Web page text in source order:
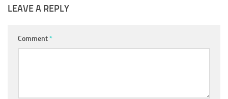
LEAVE A REPLY
Comment*